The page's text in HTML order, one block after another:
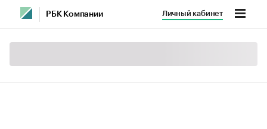
РБК Компании Личный кабинет